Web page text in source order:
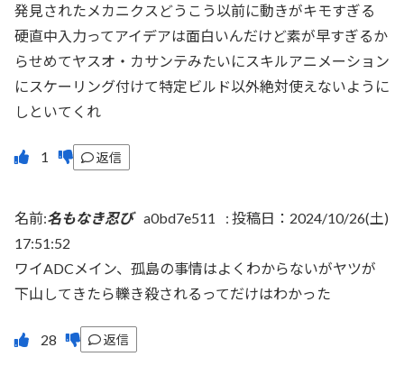
発見されたメカニクスどうこう以前に動きがキモすぎる
硬直中入力ってアイデアは面白いんだけど素が早すぎるか
らせめてヤスオ・カサンテみたいにスキルアニメーション
にスケーリング付けて特定ビルド以外絶対使えないように
しといてくれ
返信
名前:名もなき忍び a0bd7e511 : 投稿日：2024/10/26(土)
17:51:52
ワイADCメイン、孤島の事情はよくわからないがヤツが
下山してきたら轢き殺されるってだけはわかった
返信